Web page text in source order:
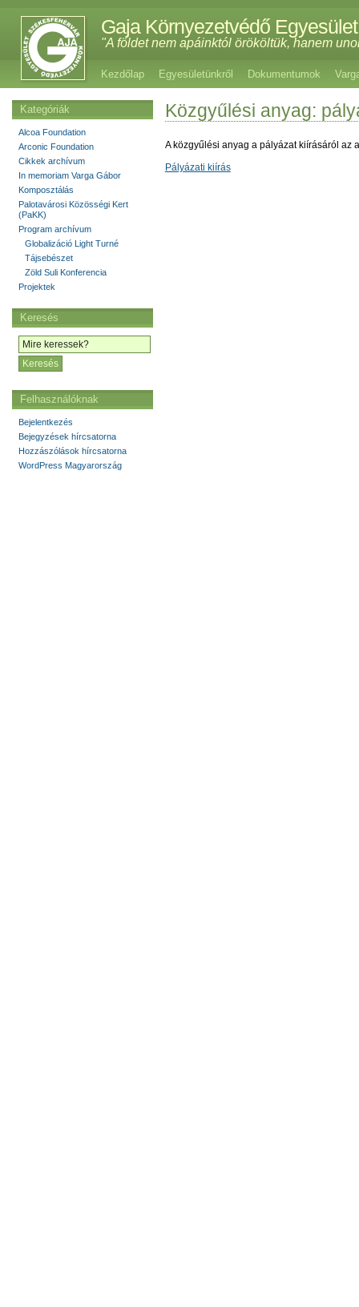
Gaja Környezetvédő Egyesület
"A földet nem apáinktól örököltük, hanem
Kezdőlap Egyesületünkről Dokumentumok
Közgyűlési anyag:
A közgyűlési anyag a pályázat kiírásáról az
Pályázati kiírás
Kategóriák
Alcoa Foundation
Arconic Foundation
Cikkek archívum
In memoriam Varga Gábor
Komposztálás
Palotavárosi Közösségi Kert
(PaKK)
Program archívum
Globalizáció Light Turné
Tájsebészet
Zöld Suli Konferencia
Projektek
Keresés
Felhasználóknak
Bejelentkezés
Bejegyzések hírcsatorna
Hozzászólások hírcsatorna
WordPress Magyarország